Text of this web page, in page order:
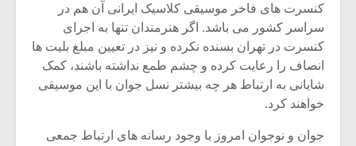
کنسرت های فاخر موسیقی کلاسیک ایرانی آن هم در
سراسر کشور می باشد. اگر هنرمندان تنها به اجرای
کنسرت در تهران بسنده نکرده و نیز در تعیین مبلغ بلیت ها
انصاف را رعایت کرده و چشم طمع نداشته باشند، کمک
شایانی به ارتباط هر چه بیشتر نسل جوان با این موسیقی
خواهند کرد.
جوان و نوجوان امروز با وجود رسانه های ارتباط جمعی